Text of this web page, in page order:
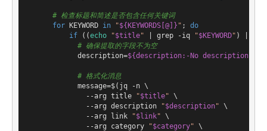
# 检查标题和简述是否包含任何关键词
for KEYWORD in "${KEYWORDS[@]} " ; do
if ((echo "$title" | grep -iq "$KEYWORD" ) || (
# 确保提取的字段不为空
            description=
${description:-No description
# 格式化消息
            message=$(jq -n \
              --arg title
"$title" \
              --arg description
"$description" \
              --arg link
"$link" \
              --arg category
"$category" \